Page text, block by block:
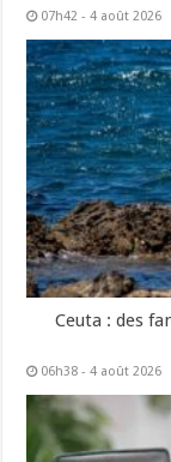
07h42 - 4 août 2026
Ceuta : des
06h38 - 4 août 2026